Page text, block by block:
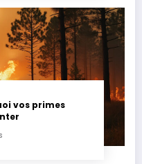
vos primes